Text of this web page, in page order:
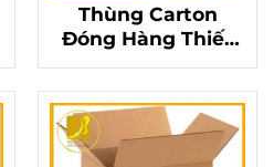
Thùng Carton
Đóng Hàng Thiết
Kế Chuyên Nghiệp
– Nâng Cao Giá Trị
Sản Phẩm